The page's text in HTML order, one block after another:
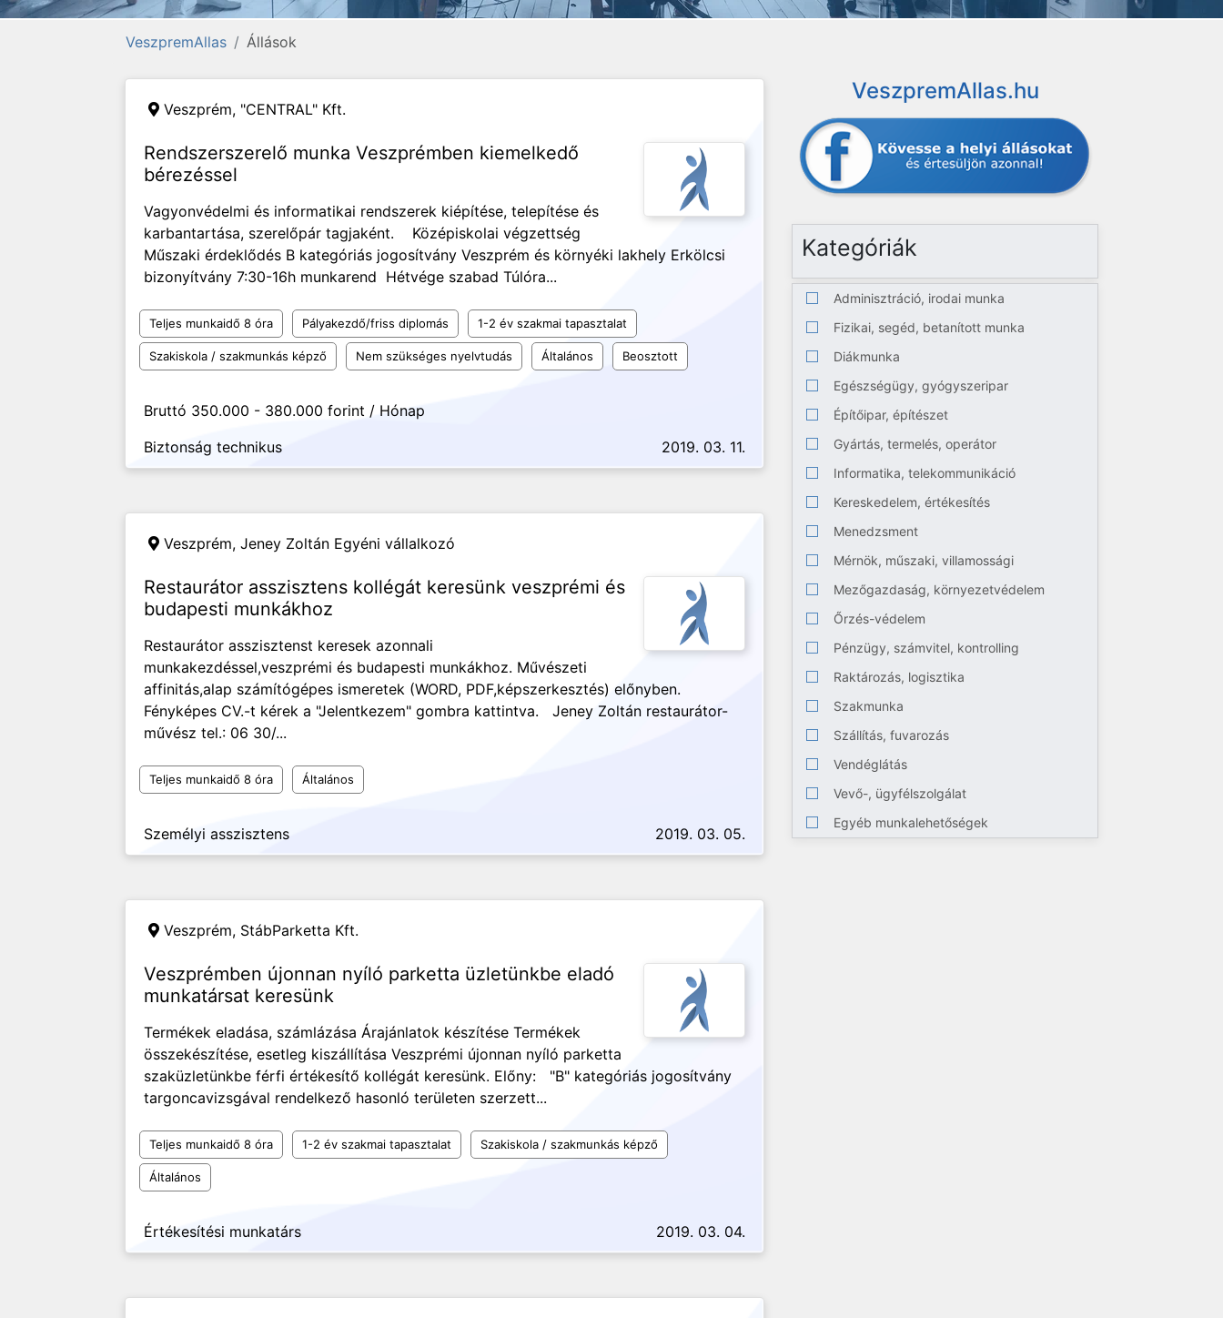
VeszpremAllas Állások
Veszprém, "CENTRAL" Kft.
Rendszerszerelő munka Veszprémben kiemelkedő
bérezéssel
Vagyonvédelmi és informatikai rendszerek kiépítése, telepítése és
karbantartása, szerelőpár tagjaként. Középiskolai végzettség
Műszaki érdeklődés B kategóriás jogosítvány Veszprém és környéki lakhely Erkölcsi
bizonyítvány 7:30-16h munkarend Hétvége szabad Túlóra...
Teljes munkaidő 8 óra Pályakezdő/friss diplomás 1-2 év szakmai tapasztalat
Szakiskola / szakmunkás képző Nem szükséges nyelvtudás Általános Beosztott
Bruttó 350.000 - 380.000 forint / Hónap
Biztonság technikus
2019. 03. 11.
Veszprém, Jeney Zoltán Egyéni vállalkozó
Restaurátor asszisztens kollégát keresünk veszprémi és
budapesti munkákhoz
Restaurátor asszisztenst keresek azonnali
munkakezdéssel,veszprémi és budapesti munkákhoz. Művészeti
affinitás,alap számítógépes ismeretek (WORD, PDF,képszerkesztés) előnyben.
Fényképes CV.-t kérek a "Jelentkezem" gombra kattintva. Jeney Zoltán restaurátor-
művész tel.: 06 30/...
Teljes munkaidő 8 óra Általános
Személyi asszisztens 2019. 03. 05.
Veszprém, StábParketta Kft.
Veszprémben újonnan nyíló parketta üzletünkbe eladó
munkatársat keresünk
Termékek eladása, számlázása Árajánlatok készítése Termékek
összekészítése, esetleg kiszállítása Veszprémi újonnan nyíló parketta
szaküzletünkbe férfi értékesítő kollégát keresünk. Előny: "B" kategóriás jogosítvány
targoncavizsgával rendelkező hasonló területen szerzett...
Teljes munkaidő 8 óra 1-2 év szakmai tapasztalat Szakiskola / szakmunkás képző
Általános
Értékesítési munkatárs 2019. 03. 04.
VeszpremAllas.hu
Kategóriák
Adminisztráció, irodai munka
Fizikai, segéd, betanított munka
Diákmunka
Egészségügy, gyógyszeripar
Építőipar, építészet
Gyártás, termelés, operátor
Informatika, telekommunikáció
Kereskedelem, értékesítés
Menedzsment
Mérnök, műszaki, villamossági
Mezőgazdaság, környezetvédelem
Őrzés-védelem
Pénzügy, számvitel, kontrolling
Raktározás, logisztika
Szakmunka
Szállítás, fuvarozás
Vendéglátás
Vevő-, ügyfélszolgálat
Egyéb munkalehetőségek